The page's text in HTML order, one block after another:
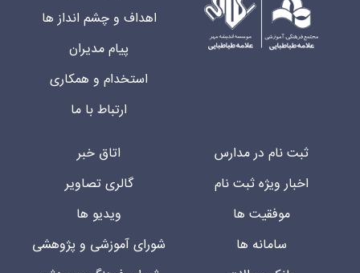
اهداف و چشم انداز ها
پیام مدیران
استخدام و همکاری
ارتباط با ما
ثبت نام در مدارس
اخبار ویژه ثبت نام
موفقیت ها
سامانه ها
اتاق خبر
گالری تصاویر
ویدیو ها
شورای آموزشی و پژوهشی